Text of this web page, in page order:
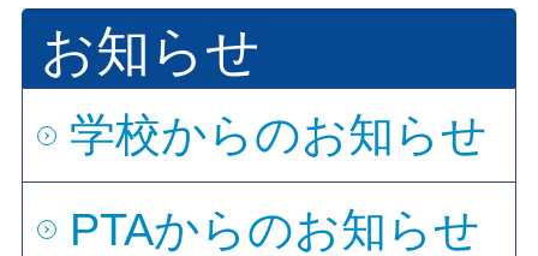
お知らせ
学校からのお知らせ
PTAからのお知らせ